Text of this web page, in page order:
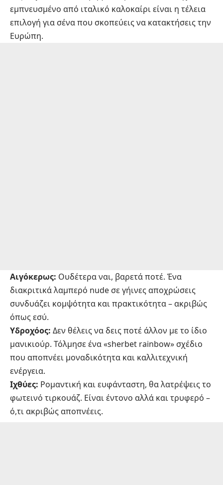
εμπνευσμένο από ιταλικό καλοκαίρι είναι η τέλεια
επιλογή για σένα που σκοπεύεις να κατακτήσεις την
Ευρώπη.
Αιγόκερως: Ουδέτερα ναι, βαρετά ποτέ. Ένα
διακριτικά λαμπερό nude σε γήινες αποχρώσεις
συνδυάζει κομψότητα και πρακτικότητα – ακριβώς
όπως εσύ.
Υδροχόος: Δεν θέλεις να δεις ποτέ άλλον με το ίδιο
μανικιούρ. Τόλμησε ένα «sherbet rainbow» σχέδιο
που αποπνέει μοναδικότητα και καλλιτεχνική
ενέργεια.
Ιχθύες: Ρομαντική και ευφάνταστη, θα λατρέψεις το
φωτεινό τιρκουάζ. Είναι έντονο αλλά και τρυφερό –
ό,τι ακριβώς αποπνέεις.